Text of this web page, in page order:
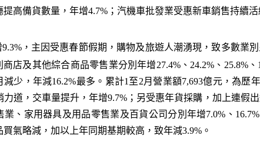
高備貨數量，年增4.7%；汽機車批發業受惠新車銷售持續活
，主因受惠春節假期，購物及旅遊人潮湧現，致多數業
店及其他綜合商品零售業分別年增27.4%、24.2%、25.8%、
少，年減16.2%最多。累計1至2月營業額7,693億元，為歷
道，交車量提升，年增9.7%；另受惠年貨採購，加上連假
、家用器具及用品零售業及百貨公司分別年增7.0%、16.7%
氣略減，加以上年同期基期較高，致年減3.9%。